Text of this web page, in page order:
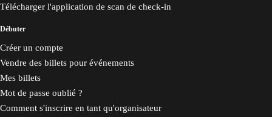
Télécharger l'application de scan de check-in
Débuter
Créer un compte
Vendre des billets pour événements
Mes billets
Mot de passe oublié ?
Comment s'inscrire en tant qu'organisateur